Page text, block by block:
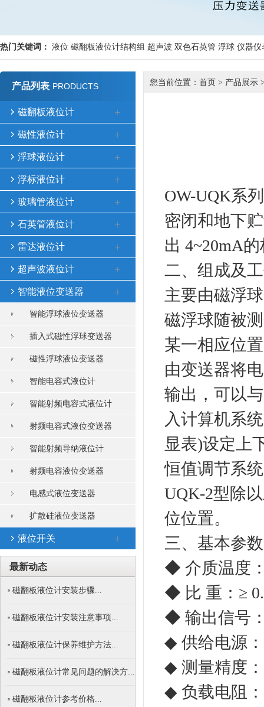
热门关键词： 液位 磁翻板液位计结构组 超声波 双色石英管 浮球 仪器仪
产品列表 PRODUCTS
磁翻板液位计
磁性液位计
浮球液位计
浮标液位计
玻璃管液位计
石英管液位计
雷达液位计
超声波液位计
智能液位变送器
智能浮球液位变送器
插入式磁性浮球变送器
磁性浮球液位变送器
智能电容式液位计
智能射频电容式液位计
射频电容式液位变送器
智能射频导纳液位计
射频电容液位变送器
电感式液位变送器
扩散硅液位变送器
液位开关
最新动态
磁翻板液位计安装步骤...
磁翻板液位计安装注意事项...
磁翻板液位计保养维护方法...
磁翻板液位计常见问题的解决方...
磁翻板液位计参考价格...
您当前位置： 首页 > 产品展示
OW-UQK系
密闭和地下
出 4~20mA
二、组成及
主要由磁浮
磁浮球随被
某一相应位
由变送器将
输出，可以
入计算机系
显表)设定上
恒值调节系
UQK-2型除
位位置。
三、基本参数
◆ 介质温度
◆ 比 重：≥
◆ 输出信号
◆ 供给电源：
◆ 测量精度：
◆ 负载电阻